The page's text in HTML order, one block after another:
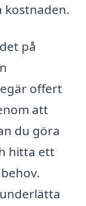
kostnaden.
på
offert
att
du göra
hitta ett